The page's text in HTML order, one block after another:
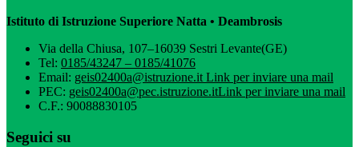
Istituto di Istruzione Superiore Natta • Deambrosis
Via della Chiusa, 107–16039 Sestri Levante(GE)
Tel: 0185/43247 – 0185/41076
Email: geis02400a@istruzione.itLink per inviare una mail
PEC: geis02400a@pec.istruzione.itLink per inviare una mail
C.F.: 90088830105
Seguici su